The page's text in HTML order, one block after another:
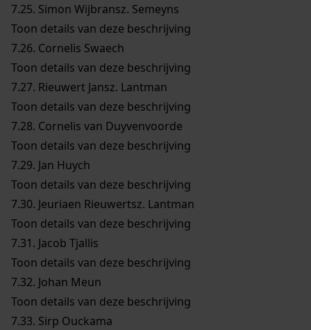
7.25. Simon Wijbransz. Semeyns
Toon details van deze beschrijving
7.26. Cornelis Swaech
Toon details van deze beschrijving
7.27. Rieuwert Jansz. Lantman
Toon details van deze beschrijving
7.28. Cornelis van Duyvenvoorde
Toon details van deze beschrijving
7.29. Jan Huych
Toon details van deze beschrijving
7.30. Jeuriaen Rieuwertsz. Lantman
Toon details van deze beschrijving
7.31. Jacob Tjallis
Toon details van deze beschrijving
7.32. Johan Meun
Toon details van deze beschrijving
7.33. Sirp Ouckama